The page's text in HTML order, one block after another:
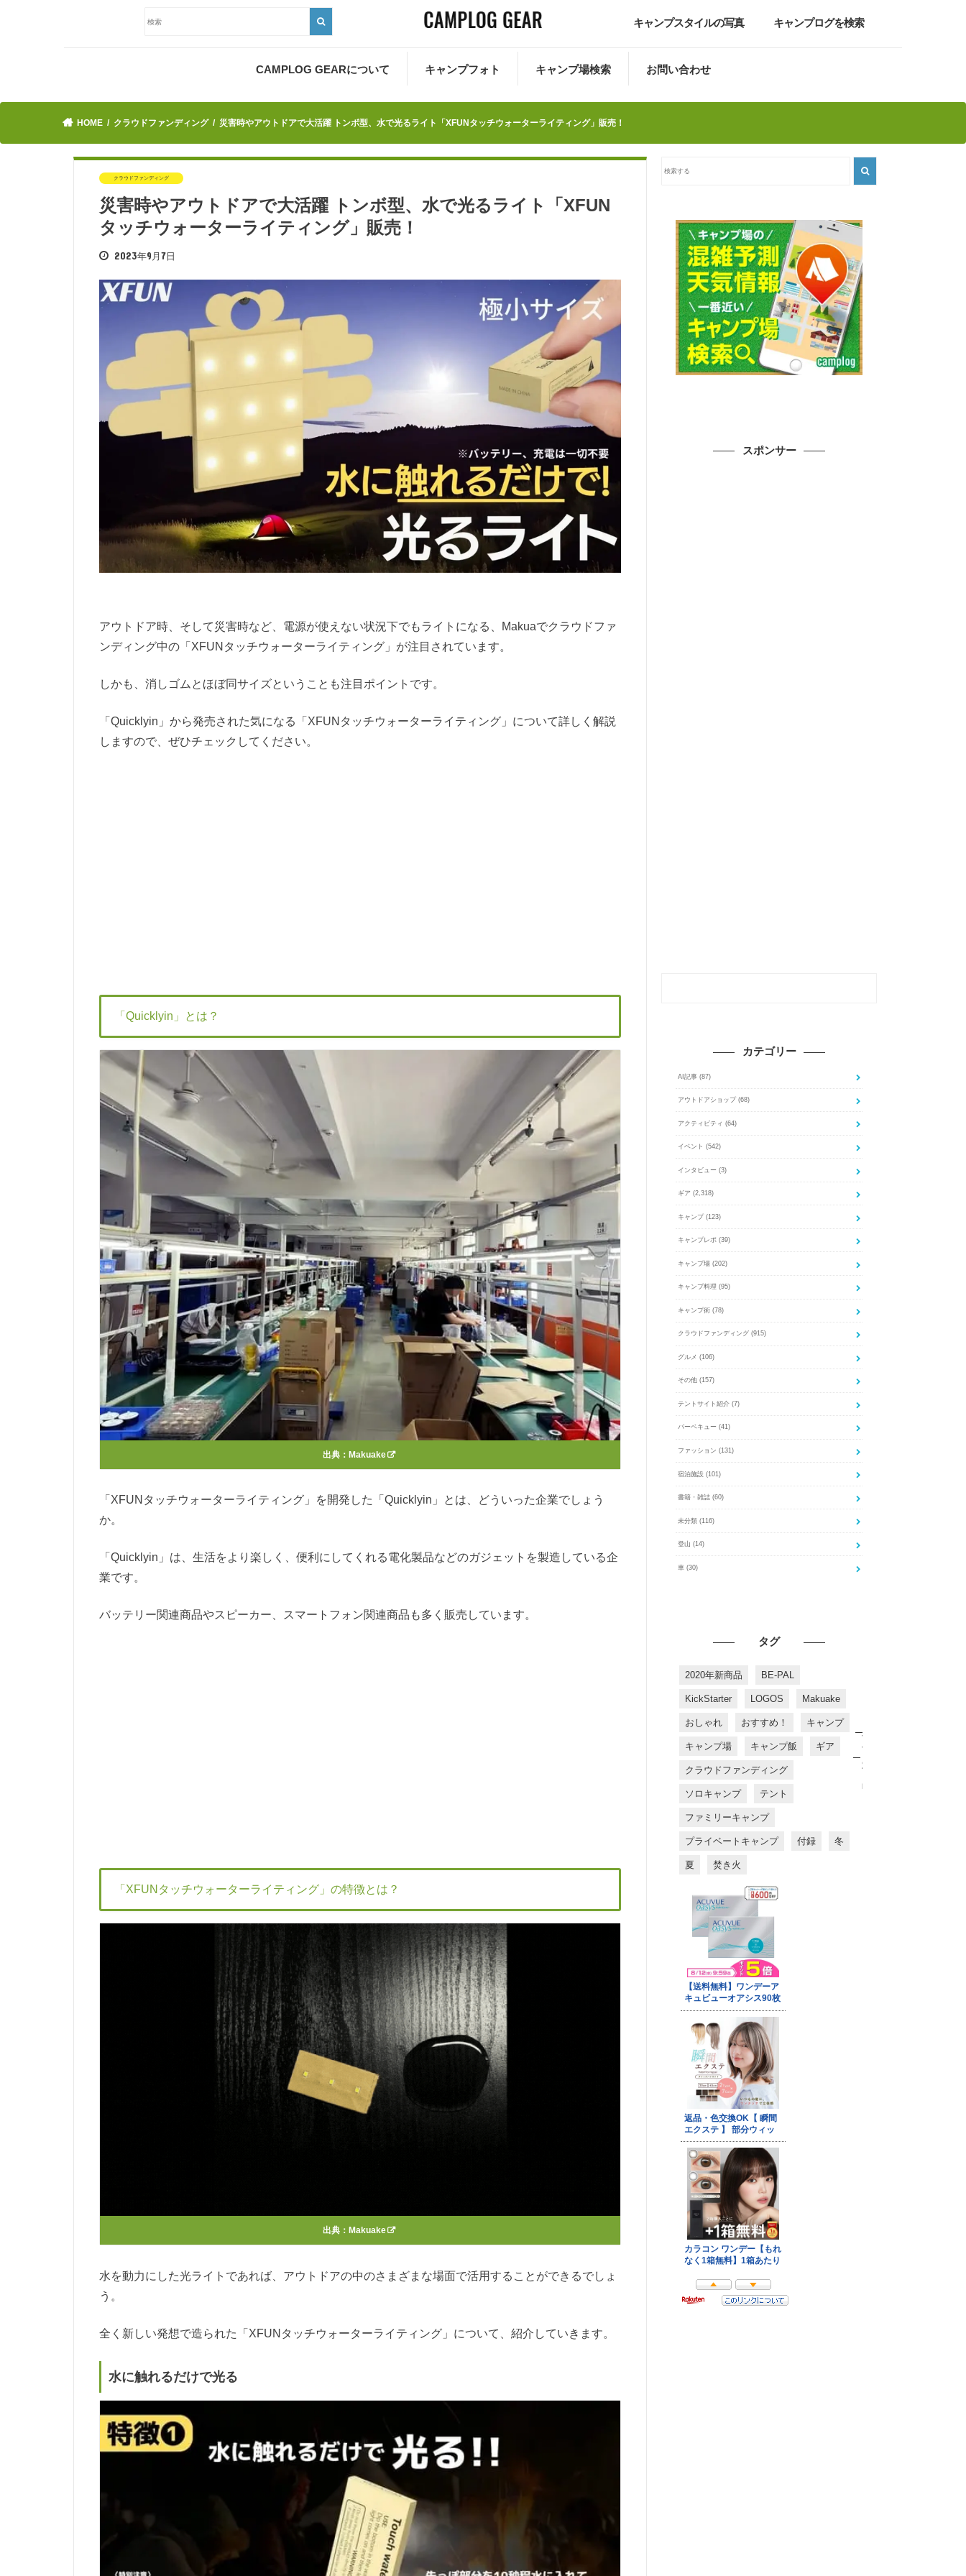
キャンプスタイルの写真 キャンプログを検索
CAMPLOG GEARについて キャンプフォト キャンプ場検索 お問い合わせ
HOME クラウドファンディング 災害時やアウトドアで大活躍 トンボ型、水で光るライト「XFUNタッチウォーターライティング」販売！
クラウドファンディング
災害時やアウトドアで大活躍 トンボ型、水で光るライト「XFUN
タッチウォーターライティング」販売！
2023年9月7日
アウトドア時、そして災害時など、電源が使えない状況下でもライトになる、Makuaでクラウドファ
ンディング中の「XFUNタッチウォーターライティング」が注目されています。
しかも、消しゴムとほぼ同サイズということも注目ポイントです。
「Quicklyin」から発売された気になる「XFUNタッチウォーターライティング」について詳しく解説
しますので、ぜひチェックしてください。
「Quicklyin」とは？
出典：Makuake
「XFUNタッチウォーターライティング」を開発した「Quicklyin」とは、どういった企業でしょう
か。
「Quicklyin」は、生活をより楽しく、便利にしてくれる電化製品などのガジェットを製造している企
業です。
バッテリー関連商品やスピーカー、スマートフォン関連商品も多く販売しています。
「XFUNタッチウォーターライティング」の特徴とは？
出典： Makuake
水を動力にした光ライトであれば、アウトドアの中のさまざまな場面で活用することができるでしょ
う。
全く新しい発想で造られた「XFUNタッチウォーターライティング」について、紹介していきます。
水に触れるだけで光る
スポンサー
カテゴリー
AI記事 (87)
アウトドアショップ (68)
アクティビティ (64)
イベント (542)
インタビュー (3)
ギア (2,318)
キャンプ (123)
キャンプレポ (39)
キャンプ場 (202)
キャンプ料理 (95)
キャンプ術 (78)
クラウドファンディング (915)
グルメ (106)
その他 (157)
テントサイト紹介 (7)
バーベキュー (41)
ファッション (131)
宿泊施設 (101)
書籍・雑誌 (60)
未分類 (116)
登山 (14)
車 (30)
タグ
2020年新商品 BE-PAL
KickStarter LOGOS Makuake
おしゃれ おすすめ！ キャンプ
キャンプ場 キャンプ飯 ギア
クラウドファンディング
ソロキャンプ テント
ファミリーキャンプ
プライベートキャンプ 付録 冬
夏 焚き火
す
す
め
商
品